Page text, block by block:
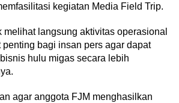
kegiatan Media Field Trip.
melihat langsung aktivitas operasional
bagi insan pers agar dapat
hulu migas secara lebih
agar anggota FJM menghasilkan